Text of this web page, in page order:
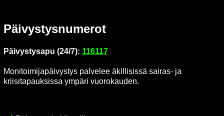
Päi­vys­tys­nu­me­rot
Päi­vys­tys­a­pu (24/7): 116117
Mo­ni­toi­mi­ja­päi­vys­tys pal­ve­lee äkil­li­sis­sä sairas-​ ja
krii­si­ta­pauk­sis­sa ym­pä­ri vuo­ro­kau­den.